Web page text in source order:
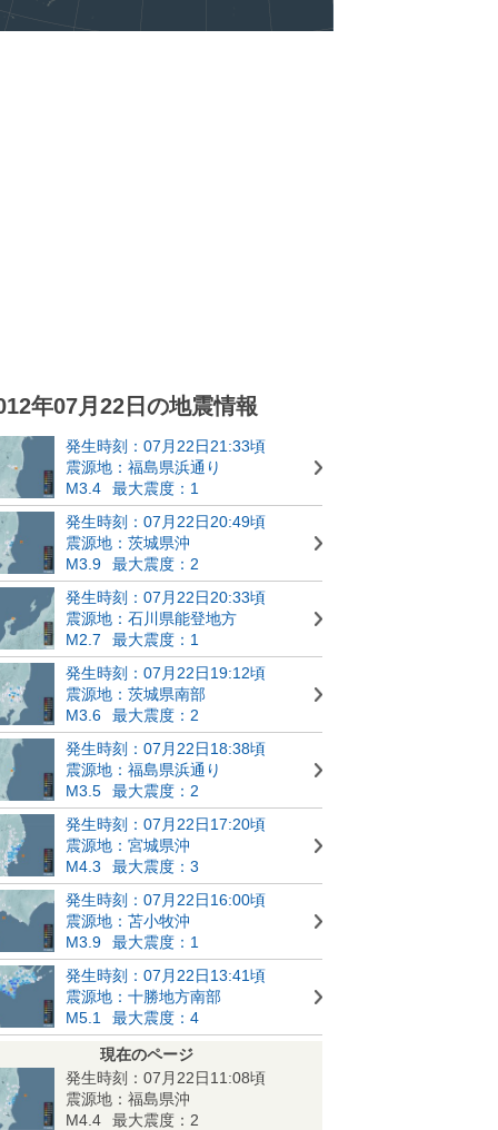
年07月22日の地震情報
発生時刻：07月22日21:33頃
震源地：福島県浜通り
M3.4
最大震度：1
発生時刻：07月22日20:49頃
震源地：茨城県沖
M3.9
最大震度：2
発生時刻：07月22日20:33頃
震源地：石川県能登地方
M2.7
最大震度：1
発生時刻：07月22日19:12頃
震源地：茨城県南部
M3.6
最大震度：2
発生時刻：07月22日18:38頃
震源地：福島県浜通り
M3.5
最大震度：2
発生時刻：07月22日17:20頃
震源地：宮城県沖
M4.3
最大震度：3
発生時刻：07月22日16:00頃
震源地：苫小牧沖
M3.9
最大震度：1
発生時刻：07月22日13:41頃
震源地：十勝地方南部
M5.1
最大震度：4
現在のページ
発生時刻：07月22日11:08頃
震源地：福島県沖
M4.4
最大震度：2